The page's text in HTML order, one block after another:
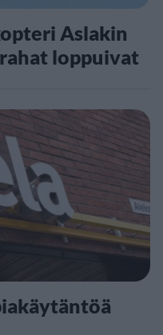
Aslakin
loppuivat